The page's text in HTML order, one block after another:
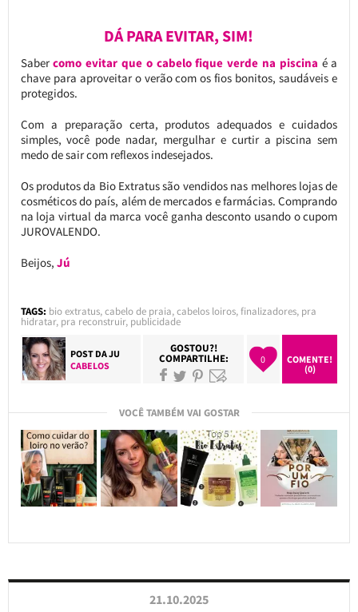
DÁ PARA EVITAR, SIM!
Sabercomo evitar que o cabelo fique verde na piscina é a
chave para aproveitar o verão com os fios bonitos, saudáveis e
protegidos.
Com a preparação certa, produtos adequados e cuidados
simples, você pode nadar, mergulhar e curtir a piscina sem
medo de sair com reflexos indesejados.
Os produtos da Bio Extratus são vendidos nas melhores lojas de
cosméticos do país, além de mercados e farmácias. Comprando
na loja virtual da marca você ganha desconto usando o cupom
JUROVALENDO.
Beijos, Jú
TAGS: bio extratus,cabelo de praia,cabelos loiros,finalizadores, pra
hidratar, pra reconstruir, publicidade
POST DAJU
CABELOS
GOSTOU?!
COMPARTILHE: 0
COMENTE!
(0)
VOCÊ TAMBÉM VAI GOSTAR
21.10.2025